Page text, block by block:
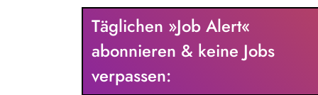
Maßnahmen und neue Formate. Du
Konsequenzen. Du verantwortest das
BIO, Slow Food Magazin und
Kooperationen – in enger Abstimmung
Täglichen »Job Alert«
abonnieren & keine Jobs
verpassen: